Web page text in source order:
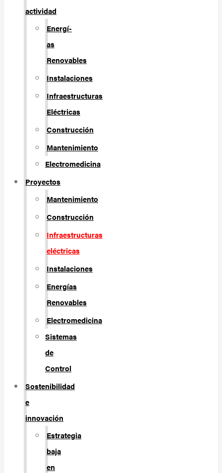
actividad
Energí­
as
Renovables
Instalaciones
Infraestructuras
Eléctricas
Construcción
Mantenimiento
Electromedicina
Proyectos
Mantenimiento
Construcción
Infraestructuras
eléctricas
Instalaciones
Energías
Renovables
Electromedicina
Sistemas
de
Control
Sostenibilidad
e
innovación
Estrategia
baja
en